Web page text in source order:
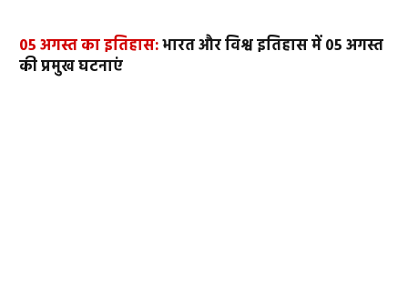
05 अगस्त का इतिहास:भारत और विश्व इतिहास में 05 अगस्त
की प्रमुख घटनाएं